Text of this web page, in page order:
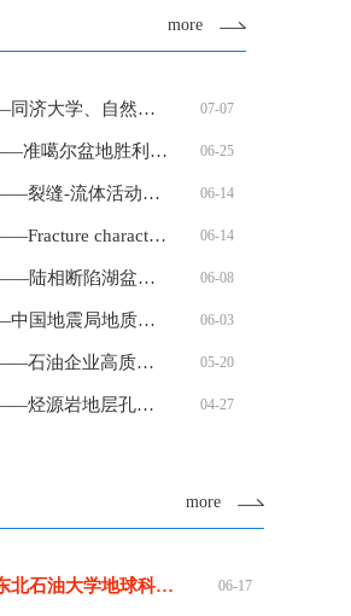
more
校企论坛（第三期）——同济大学、自然资源部… 07-07
行业专家论坛(第七讲)——准噶尔盆地胜利探区… 06-25
行业专家论坛(第六讲) ——裂缝-流体活动的动… 06-14
行业专家论坛(第六讲) ——Fracture characte… 06-14
名师讲堂（第十一讲）——陆相断陷湖盆源-汇… 06-08
校企论坛（第二期）——中国地震局地质研究所… 06-03
行业专家论坛(第五讲) ——石油企业高质量发… 05-20
行业专家论坛(第四讲) ——烃源岩地层孔隙热… 04-27
more
欢迎全国高考生报考东北石油大学地球科学学院（20… 06-17